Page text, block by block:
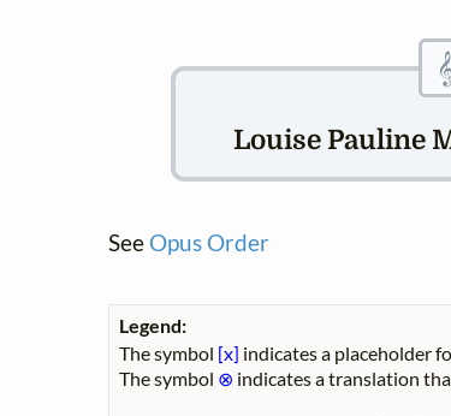
Louise Pauline
See Opus Order
Legend:
The symbol [x] indicates a placeholder
The symbol ⊗ indicates a translation